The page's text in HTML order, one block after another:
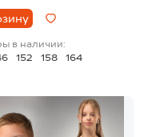
в наличии:
152 158 164